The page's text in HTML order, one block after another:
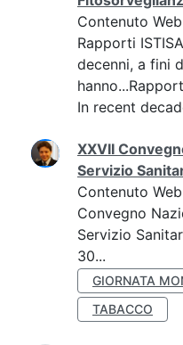
Contenuto Web
Rapporti
decenni, a fini
In recent
XXVII
Servizio
Contenuto Web
Convegno
Servizio
30...
GIORNATA
TABACCO